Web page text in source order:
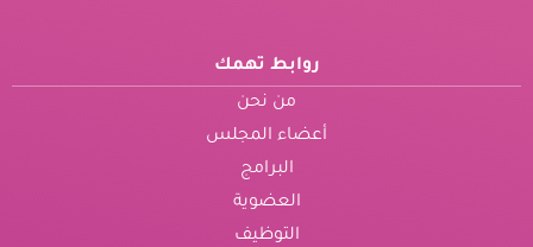
روابط تهمك
من نحن
أعضاء المجلس
البرامج
العضوية
التوظيف